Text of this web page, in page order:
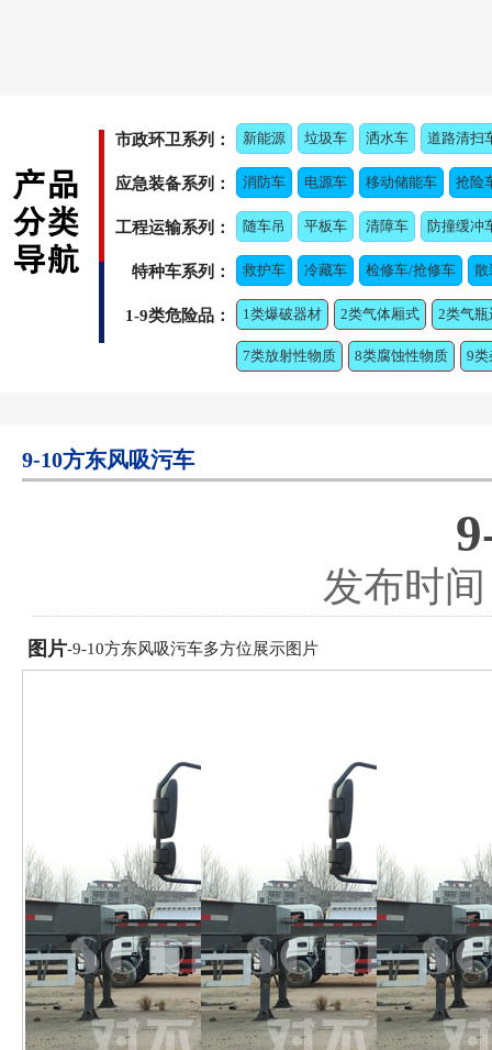
市政环卫系列： 新能源 垃圾车 洒水车 道路清扫
应急装备系列： 消防车 电源车 移动储能车 抢险
工程运输系列： 随车吊 平板车 清障车 防撞缓冲
特种车系列： 救护车 冷藏车 检修车/抢修车 散
1-9类危险品： 1类爆破器材 2类气体厢式 2类气
7类放射性物质 8类腐蚀性物质 9类
9-10方东风吸污车
发布时
图片-9-10方东风吸污车多方位展示图片